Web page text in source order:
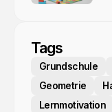
Tags
Grundschule
Geometrie
Lernmotivation